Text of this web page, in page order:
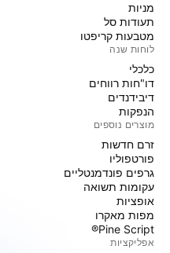
מניות‏
תעודות סל
מטבעות קריפטו
לוחות שנה
כלכלי
דו"חות רווחים
דיבידנדים
הנפקות
מוצרים נוספים
זרם חדשות
פורטפוליו
גרפים פונדמנטליים
עקומות תשואה
אופציות
מפות מאקרו
Pine Script®
אפליקציות